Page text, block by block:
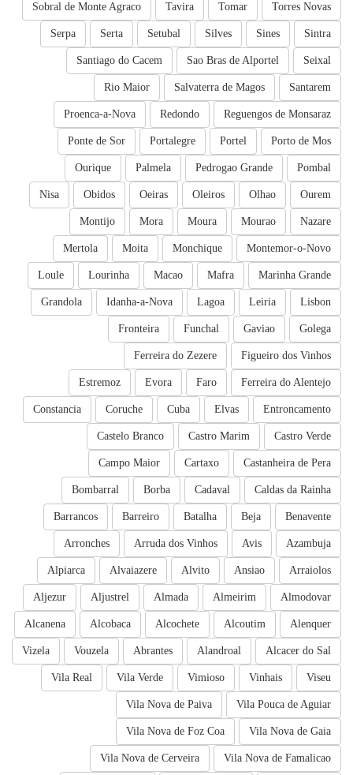
Torres Novas
Tomar
Tavira
Sobral de Monte Agraco
Sintra
Sines
Silves
Setubal
Serta
Serpa
Seixal
Sao Bras de Alportel
Santiago do Cacem
Santarem
Salvaterra de Magos
Rio Maior
Reguengos de Monsaraz
Redondo
Proenca-a-Nova
Porto de Mos
Portel
Portalegre
Ponte de Sor
Pombal
Pedrogao Grande
Palmela
Ourique
Ourem
Olhao
Oleiros
Oeiras
Obidos
Nisa
Nazare
Mourao
Moura
Mora
Montijo
Montemor-o-Novo
Monchique
Moita
Mertola
Marinha Grande
Mafra
Macao
Lourinha
Loule
Lisbon
Leiria
Lagoa
Idanha-a-Nova
Grandola
Golega
Gaviao
Funchal
Fronteira
Figueiro dos Vinhos
Ferreira do Zezere
Ferreira do Alentejo
Faro
Evora
Estremoz
Entroncamento
Elvas
Cuba
Coruche
Constancia
Castro Verde
Castro Marim
Castelo Branco
Castanheira de Pera
Cartaxo
Campo Maior
Caldas da Rainha
Cadaval
Borba
Bombarral
Benavente
Beja
Batalha
Barreiro
Barrancos
Azambuja
Avis
Arruda dos Vinhos
Arronches
Arraiolos
Ansiao
Alvito
Alvaiazere
Alpiarca
Almodovar
Almeirim
Almada
Aljustrel
Aljezur
Alenquer
Alcoutim
Alcochete
Alcobaca
Alcanena
Alcacer do Sal
Alandroal
Abrantes
Vouzela
Vizela
Viseu
Vinhais
Vimioso
Vila Verde
Vila Real
Vila Pouca de Aguiar
Vila Nova de Paiva
Vila Nova de Gaia
Vila Nova de Foz Coa
Vila Nova de Famalicao
Vila Nova de Cerveira